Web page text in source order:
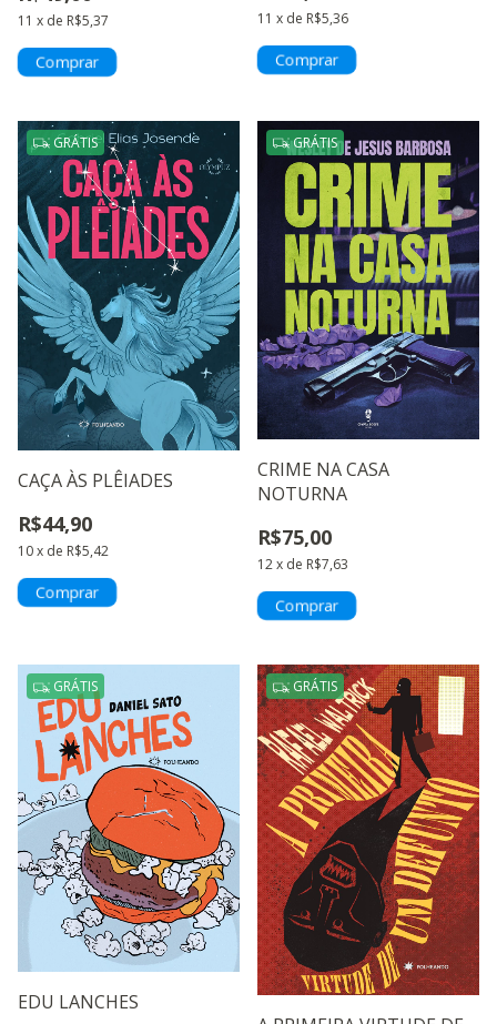
11 x de R$5,37 11 x de R$5,36
GRÁTIS
CAÇA ÀS PLÊIADES
R$44,90
10x de R$5,42
GRÁTIS
CRIME NA CASA
NOTURNA
R$75,00
12x de R$7,63
GRÁTIS
EDU LANCHES
GRÁTIS